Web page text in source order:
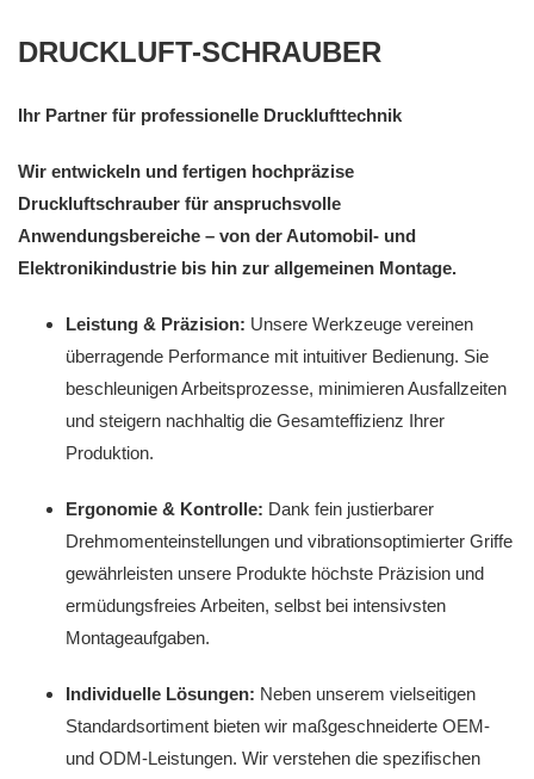
DRUCKLUFT-SCHRAUBER
Ihr Partner für professionelle Drucklufttechnik
Wir entwickeln und fertigen hochpräzise
Druckluftschrauber für anspruchsvolle
Anwendungsbereiche – von der Automobil- und
Elektronikindustrie bis hin zur allgemeinen Montage.
Leistung & Präzision: Unsere Werkzeuge vereinen
überragende Performance mit intuitiver Bedienung. Sie
beschleunigen Arbeitsprozesse, minimieren Ausfallzeiten
und steigern nachhaltig die Gesamteffizienz Ihrer
Produktion.
Ergonomie & Kontrolle: Dank fein justierbarer
Drehmomenteinstellungen und vibrationsoptimierter Griffe
gewährleisten unsere Produkte höchste Präzision und
ermüdungsfreies Arbeiten, selbst bei intensivsten
Montageaufgaben.
Individuelle Lösungen: Neben unserem vielseitigen
Standardsortiment bieten wir maßgeschneiderte OEM-
und ODM-Leistungen. Wir verstehen die spezifischen